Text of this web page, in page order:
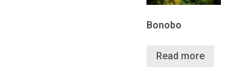
Bonobo
Read more